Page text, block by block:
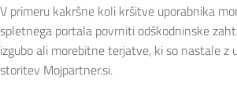
V primeru kakršne koli kršitve uporabnika
spletnega portala povrniti odškodninske
izgubo ali morebitne terjatve, ki so nastale z
storitev Mojpartner.si.